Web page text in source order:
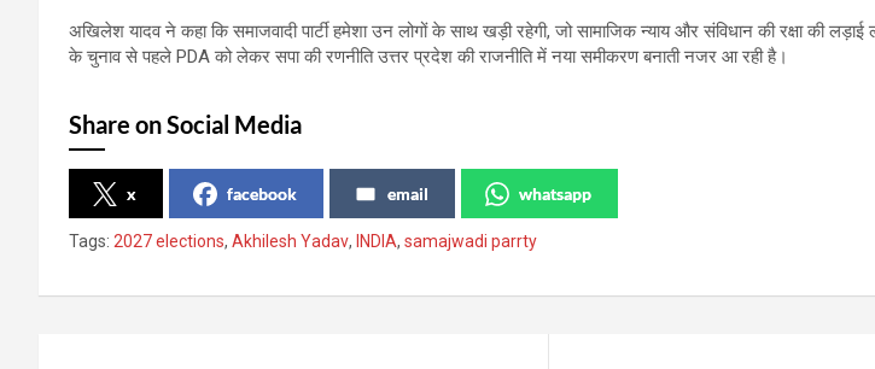
अखिलेश यादव ने कहा कि समाजवादी पार्टी हमेशा उन लोगों के साथ खड़ी रहेगी, जो सामाजिक न्याय और संविधान की रक्षा की
के चुनाव से पहले PDA को लेकर सपा की रणनीति उत्तर प्रदेश की राजनीति में नया समीकरण बनाती नजर आ रही है।
Share on Social Media
x facebook email whatsapp
Tags: 2027 elections, Akhilesh Yadav, INDIA, samajwadi parrty